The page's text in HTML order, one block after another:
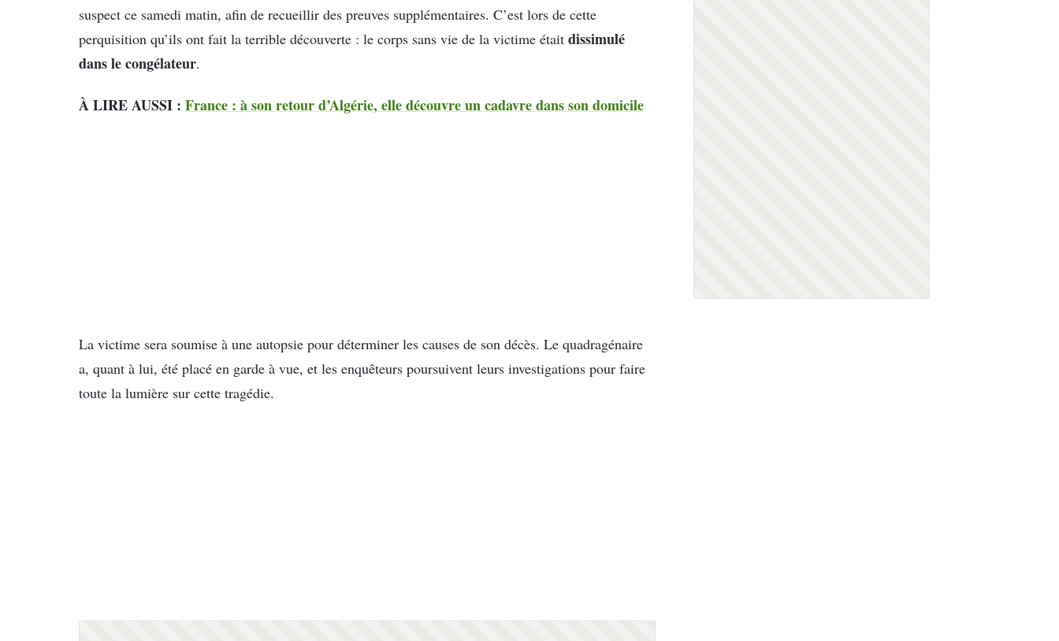
suspect ce samedi matin, afin de recueillir des preuves supplémentaires. C’est lors de cette
perquisition qu’ils ont fait la terrible découverte : le corps sans vie de la victime était dissimulé
dans le congélateur.
À LIRE AUSSI : France : à son retour d’Algérie, elle découvre un cadavre dans son domicile
La victime sera soumise à une autopsie pour déterminer les causes de son décès. Le quadragénaire
a, quant à lui, été placé en garde à vue, et les enquêteurs poursuivent leurs investigations pour faire
toute la lumière sur cette tragédie.